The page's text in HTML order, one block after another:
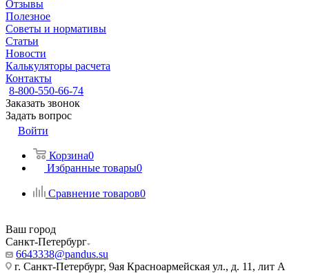
Отзывы
Полезное
Советы и нормативы
Статьи
Новости
Калькуляторы расчета
Контакты
8-800-550-66-74
Заказать звонок
Задать вопрос
Войти
Корзина0
Избранные товары0
Сравнение товаров0
Ваш город
Санкт-Петербург
6643338@pandus.su
г. Санкт-Петербург, 9ая Красноармейская ул., д. 11, лит А